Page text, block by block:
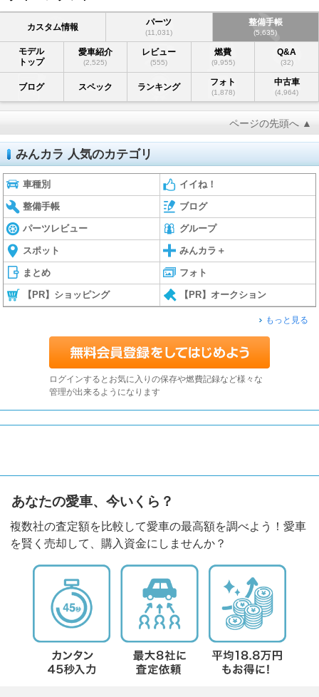
カスタム情報 パーツ
(11,031)
整備手帳
(5,635)
モデル
トップ
愛車紹介
(2,525)
レビュー
(555)
燃費
(9,955)
Q&A
(32)
ブログ スペック ランキング フォト
(1,878)
中古車
(4,964)
ページの先頭へ ▲
みんカラ 人気のカテゴリ
車種別 イイね！
整備手帳 ブログ
パーツレビュー グループ
スポット みんカラ＋
まとめ フォト
【PR】ショッピング 【PR】オークション
もっと見る
ログインするとお気に入りの保存や燃費記録など様々な
管理が出来るようになります
あなたの愛車、今いくら？
複数社の査定額を比較して愛車の最高額を調べよう！愛車
を賢く売却して、購入資金にしませんか？